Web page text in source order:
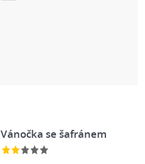
Vánočka se šafránem